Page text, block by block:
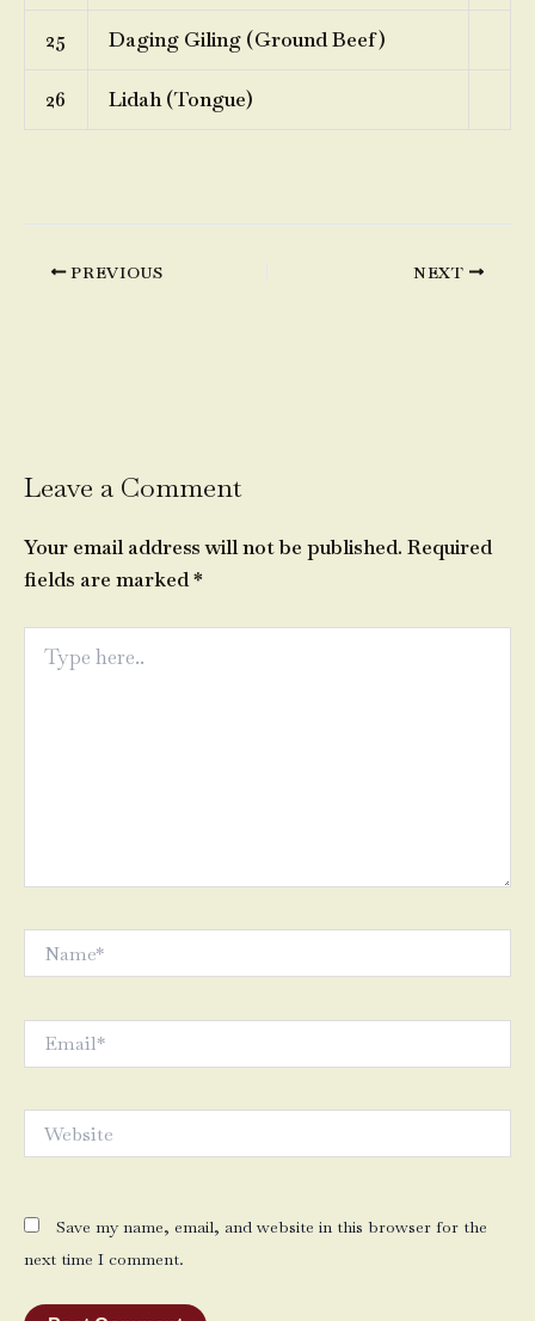
25 Daging Giling (Ground Beef)
26 Lidah (Tongue)
PREVIOUS NEXT
Leave a Comment
Your email address will not be published. Required
fields are marked*
here..
Save my name, email, and website in this browser for the
next time I comment.